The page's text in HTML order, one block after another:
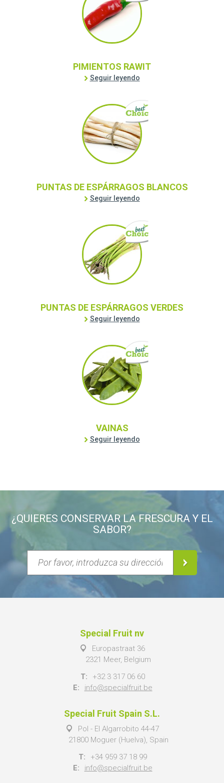
PIMIENTOS RAWIT
Seguir leyendo
PUNTAS DE ESPÁRRAGOS BLANCOS
Seguir leyendo
PUNTAS DE ESPÁRRAGOS VERDES
Seguir leyendo
VAINAS
Seguir leyendo
¿QUIERES CONSERVAR LA FRESCURA Y EL
SABOR?
Special Fruit nv
Europastraat 36
2321 Meer, Belgium
T:
+32 3 317 06 60
E:
info@specialfruit.be
Special Fruit Spain S.L.
Pol - El Algarrobito 44-47
21800 Moguer (Huelva), Spain
T:
+34 959 37 18 99
E:
info@specialfruit.be